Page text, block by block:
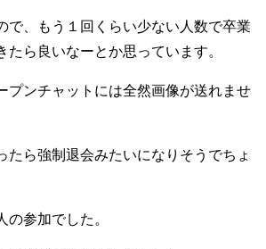
で、もう１回くらい少ない人数で卒業
たら良いなーとか思っています。
プンチャットには全然画像が送れませ
たら強制退会みたいになりそうでちょ
の参加でした。